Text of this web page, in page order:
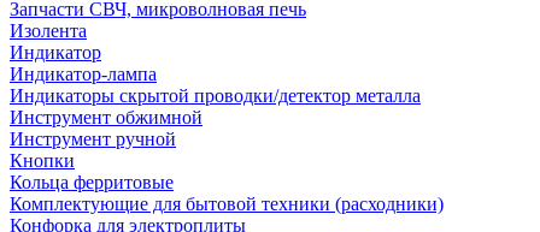
Запчасти СВЧ, микроволновая печь
Изолента
Индикатор
Индикатор-лампа
Индикаторы скрытой проводки/детектор металла
Инструмент обжимной
Инструмент ручной
Кнопки
Кольца ферритовые
Комплектующие для бытовой техники (расходники)
Конфорка для электроплиты